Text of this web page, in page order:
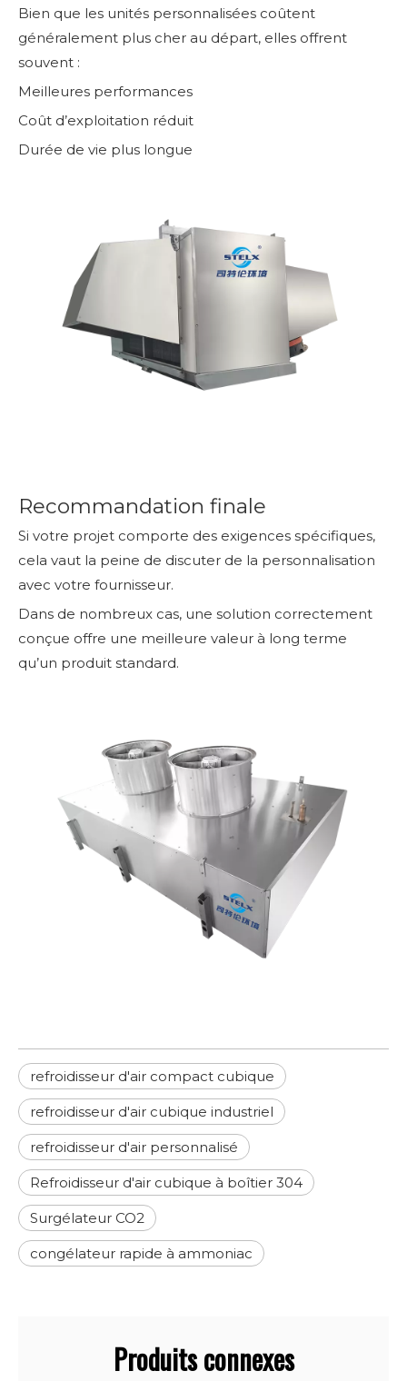
Bien que les unités personnalisées coûtent
généralement plus cher au départ, elles offrent
souvent :
Meilleures performances
Coût d’exploitation réduit
Durée de vie plus longue
Recommandation finale
Si votre projet comporte des exigences spécifiques,
cela vaut la peine de discuter de la personnalisation
avec votre fournisseur.
Dans de nombreux cas, une solution correctement
conçue offre une meilleure valeur à long terme
qu’un produit standard.
refroidisseur d'air compact cubique
refroidisseur d'air cubique industriel
refroidisseur d'air personnalisé
Refroidisseur d'air cubique à boîtier 304
Surgélateur CO2
congélateur rapide à ammoniac
Produits connexes